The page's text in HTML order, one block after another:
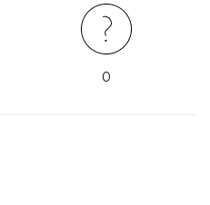
0